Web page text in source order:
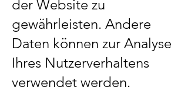
der Website zu
gewährleisten. Andere
Daten können zur Analyse
Ihres Nutzerverhaltens
verwendet werden.